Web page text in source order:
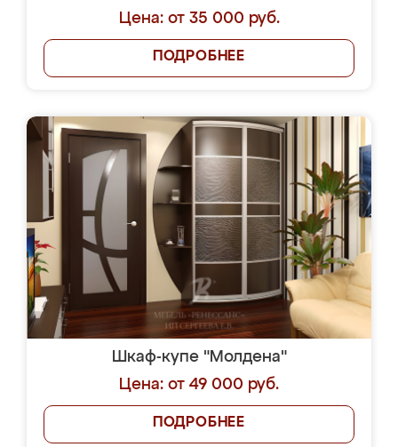
Цена: от 35 000 руб.
ПОДРОБНЕЕ
Шкаф-купе "Молдена"
Цена: от 49 000 руб.
ПОДРОБНЕЕ